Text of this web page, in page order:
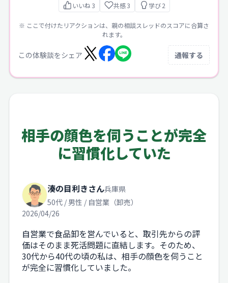
いいね 3 共感 3 学び 2
※ ここで付けたリアクションは、親の相談スレッドのスコアに合算さ
れます。
この体験談をシェア 通報する
相手の顔色を伺うことが完全
に習慣化していた
湊の目利きさん兵庫県
50代 / 男性 / 自営業（卸売）
2026/04/26
自営業で食品卸を営んでいると、取引先からの評
価はそのまま死活問題に直結します。そのため、
30代から40代の頃の私は、相手の顔色を伺うこと
が完全に習慣化していました。